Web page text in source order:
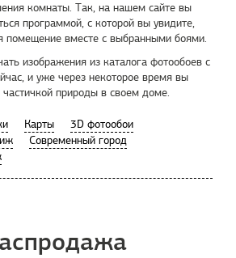
комнаты. Так, на нашем сайте вы
программой, с которой вы увидите,
помещение вместе с выбранными боями.
изображения из каталога фотообоев с
и уже через некоторое время вы
природы в своем доме.
Карты
3D фотообои
Современный город